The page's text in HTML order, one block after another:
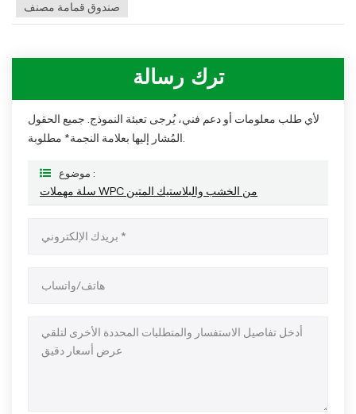
صندوق قمامة مصنف
ترك رسالة
لأي طلب معلومات أو دعم فني، يُرجى تعبئة النموذج. جميع الحقول
المُشار إليها بعلامة النجمة* مطلوبة.
موضوع :
سلة مهملات WPC من الخشب والبلاستيك المتين